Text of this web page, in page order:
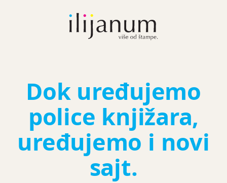
Dok uređujemo
police knjižara,
uređujemo i novi
sajt.